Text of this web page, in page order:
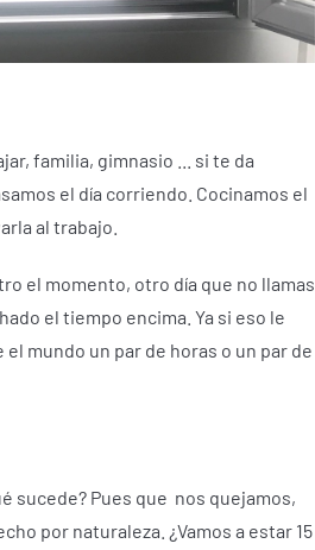
familia, gimnasio ... si te da
el día corriendo. Cocinamos el
al trabajo.
el momento, otro día que no llamas
el tiempo encima. Ya si eso le
el mundo un par de horas o un par de
sucede? Pues que nos quejamos,
por naturaleza. ¿Vamos a estar 15